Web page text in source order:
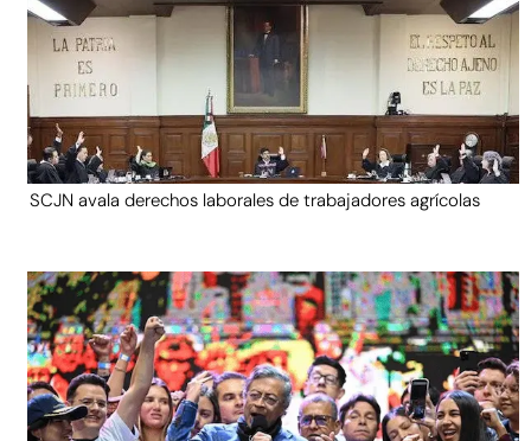
SCJN avala derechos laborales de trabajadores agrícolas